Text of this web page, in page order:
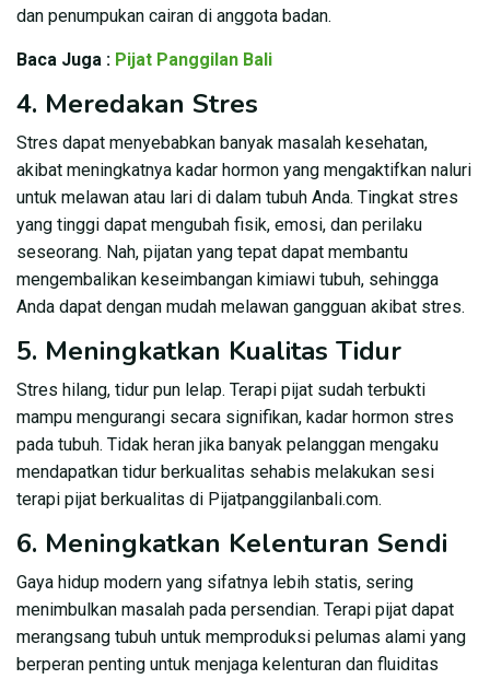
dan penumpukan cairan di anggota badan.
Baca Juga : Pijat Panggilan Bali
4. Meredakan Stres
Stres dapat menyebabkan banyak masalah kesehatan,
akibat meningkatnya kadar hormon yang mengaktifkan naluri
untuk melawan atau lari di dalam tubuh Anda. Tingkat stres
yang tinggi dapat mengubah fisik, emosi, dan perilaku
seseorang. Nah, pijatan yang tepat dapat membantu
mengembalikan keseimbangan kimiawi tubuh, sehingga
Anda dapat dengan mudah melawan gangguan akibat stres.
5. Meningkatkan Kualitas Tidur
Stres hilang, tidur pun lelap. Terapi pijat sudah terbukti
mampu mengurangi secara signifikan, kadar hormon stres
pada tubuh. Tidak heran jika banyak pelanggan mengaku
mendapatkan tidur berkualitas sehabis melakukan sesi
terapi pijat berkualitas di Pijatpanggilanbali.com.
6. Meningkatkan Kelenturan Sendi
Gaya hidup modern yang sifatnya lebih statis, sering
menimbulkan masalah pada persendian. Terapi pijat dapat
merangsang tubuh untuk memproduksi pelumas alami yang
berperan penting untuk menjaga kelenturan dan fluiditas